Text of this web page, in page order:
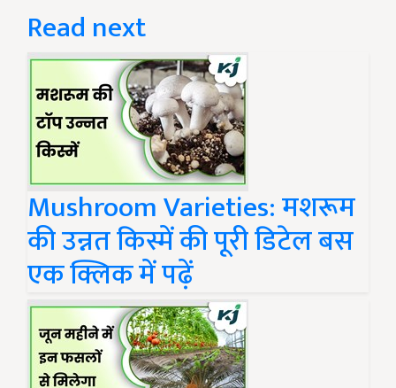
Read next
Mushroom Varieties: मशरूम
की उन्नत किस्में की पूरी डिटेल बस
एक क्लिक में पढ़ें